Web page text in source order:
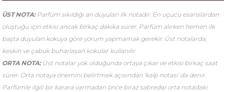
ÜST NOTA:Parfüm sıkıldığı an duyulan ilk notadır. En uçucu esanslardan
oluştuğu için etkisi ancak birkaç dakika sürer. Parfüm alırken hemen ilk
başta duyulan kokuya göre yorum yapmamak gerekir. Üst notalarda,
keskin ve çabuk buharlaşan kokular kullanılır.
ORTA NOTA: Üst notalar yok olduğunda ortaya çıkar ve etkisi birkaç saat
sürer. Orta notaya önemini belirtmek açısından ‘kalp notası’ da denir.
Parfümle ilgili bir karara varmadan önce biraz sabredip orta notadaki